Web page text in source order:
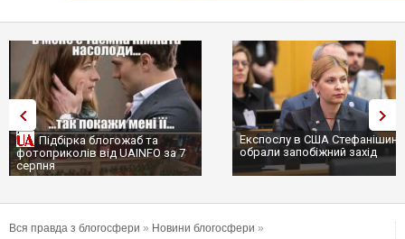
Підбірка блогожаб та
фотоприколів від UAINFO за 7
серпня
Експослу в США
обрали запобіжний захід
Вся правда з блогосфери » Новини блогосфери »